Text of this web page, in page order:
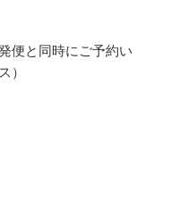
便と同時にご予約い
）